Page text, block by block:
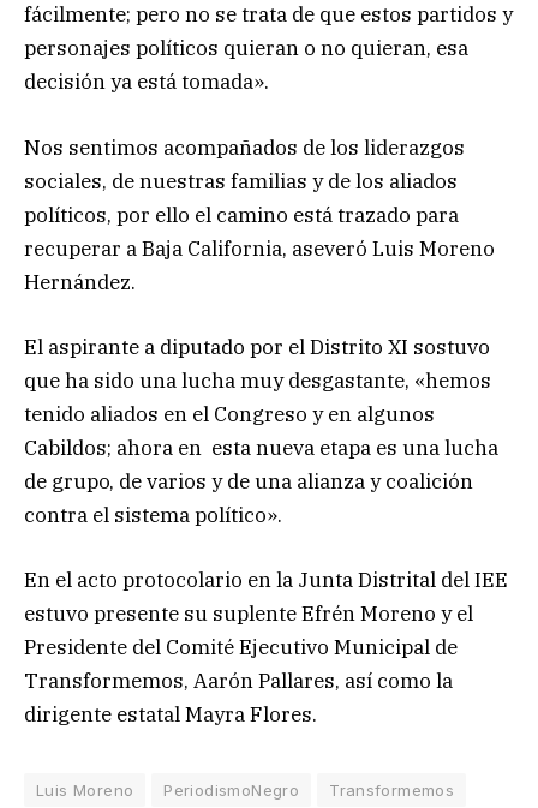
fácilmente; pero no se trata de que estos partidos y
personajes políticos quieran o no quieran, esa
decisión ya está tomada».
Nos sentimos acompañados de los liderazgos
sociales, de nuestras familias y de los aliados
políticos, por ello el camino está trazado para
recuperar a Baja California, aseveró Luis Moreno
Hernández.
El aspirante a diputado por el Distrito XI sostuvo
que ha sido una lucha muy desgastante, «hemos
tenido aliados en el Congreso y en algunos
Cabildos; ahora en esta nueva etapa es una lucha
de grupo, de varios y de una alianza y coalición
contra el sistema político».
En el acto protocolario en la Junta Distrital del IEE
estuvo presente su suplente Efrén Moreno y el
Presidente del Comité Ejecutivo Municipal de
Transformemos, Aarón Pallares, así como la
dirigente estatal Mayra Flores.
Luis Moreno PeriodismoNegro Transformemos